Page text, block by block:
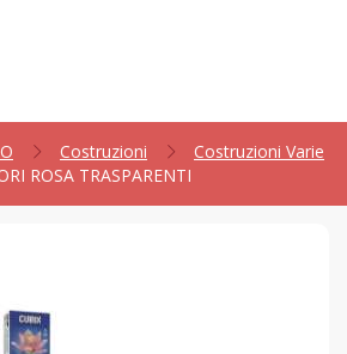
Costruzioni
Costruzioni Varie
ROSA TRASPARENTI